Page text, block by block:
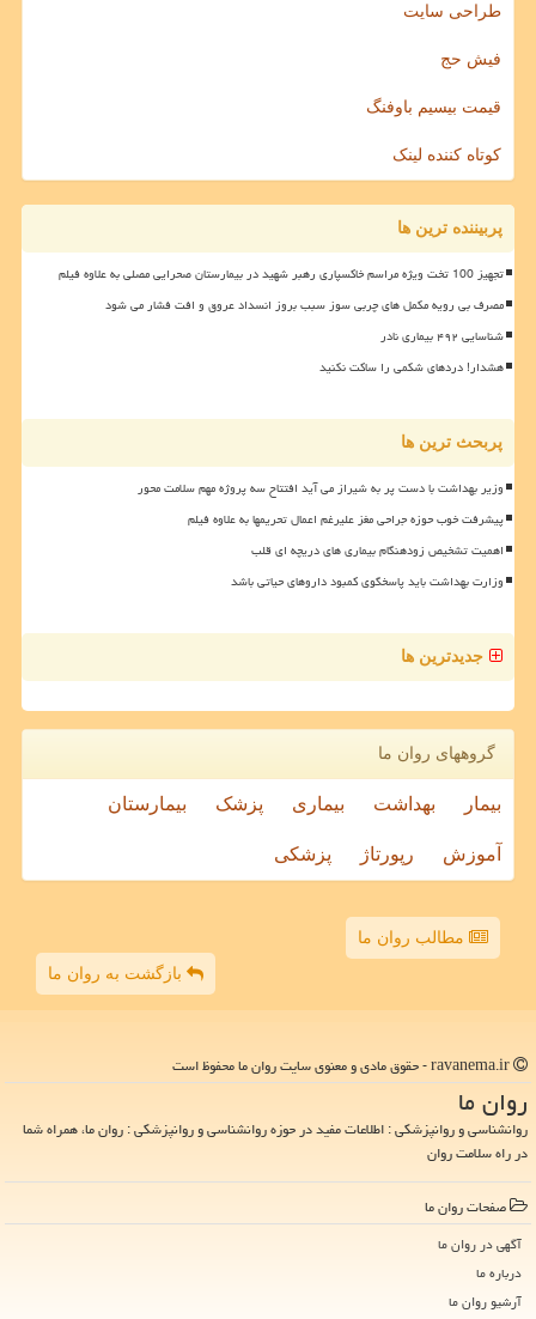
طراحی سایت
فیش حج
قیمت بیسیم باوفنگ
کوتاه کننده لینک
پربیننده ترین ها
تجهیز 100 تخت ویژه مراسم خاکسپاری رهبر شهید در بیمارستان صحرایی مصلی به علاوه فیلم
مصرف بی رویه مکمل های چربی سوز سبب بروز انسداد عروق و افت فشار می شود
شناسایی ۴۹۲ بیماری نادر
هشدار! دردهای شکمی را ساکت نکنید
پربحث ترین ها
وزیر بهداشت با دست پر به شیراز می آید افتتاح سه پروژه مهم سلامت محور
پیشرفت خوب حوزه جراحی مغز علیرغم اعمال تحریمها به علاوه فیلم
اهمیت تشخیص زودهنگام بیماری های دریچه ای قلب
وزارت بهداشت باید پاسخگوی کمبود داروهای حیاتی باشد
جدیدترین ها
گروههای روان ما
بیمار بهداشت بیماری پزشک بیمارستان
آموزش رپورتاژ پزشکی
مطالب روان ما
بازگشت به روان ما
روان ما
روانشناسی و روانپزشکی : اطلاعات مفید در حوزه روانشناسی و روانپزشکی : روان ما، همراه شما
در راه سلامت روان
صفحات روان ما
آگهی در روان ما
درباره ما
آرشیو روان ما